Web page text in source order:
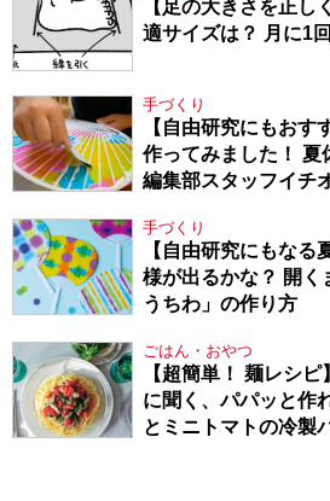
【足の大きさを正し
適サイズは？ 月に1
手づくり
【自由研究にもおす
作ってみました！ 夏
編集部スタッフイチ
手づくり
【自由研究にもなる
様が出るかな？ 開く
うちわ」の作り方
ごはん・おやつ
【超簡単！ 麺レシ
に聞く、パパッと作
とミニトマトの冷製